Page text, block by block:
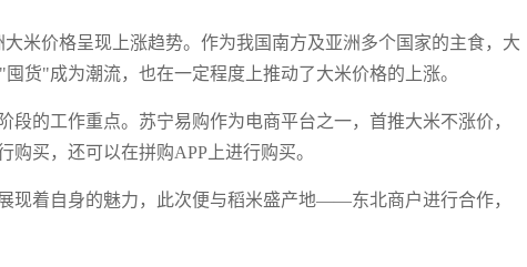
米价格呈现上涨趋势。作为我国南方及亚洲多个国家的主食，大
货"成为潮流，也在一定程度上推动了大米价格的上涨。
的工作重点。苏宁易购作为电商平台之一，首推大米不涨价，
买，还可以在拼购APP上进行购买。
现着自身的魅力，此次便与稻米盛产地——东北商户进行合作，